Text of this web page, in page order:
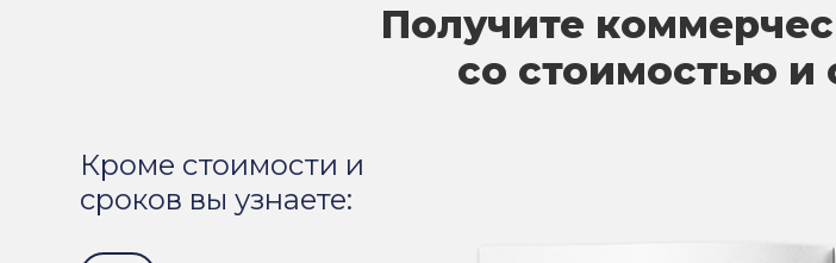
Получите
со стоимостью и
Кроме стоимости и
сроков вы узнаете: